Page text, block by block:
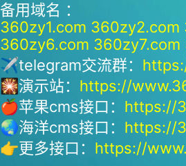
备用域名 ：
360zy1.com 360zy2.com
360zy6.com 360zy7.com
✈telegram交流群：
🎇演示站： https://
🍎苹果cms接口： https://
🌏海洋cms接口： https://
👉更多接口： https://